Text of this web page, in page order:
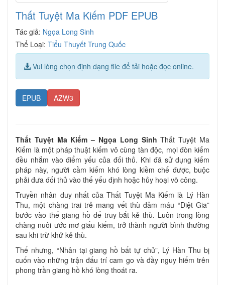
Thất Tuyệt Ma Kiếm PDF EPUB
Tác giả: Ngọa Long Sinh
Thể Loại: Tiểu Thuyết Trung Quốc
Vui lòng chọn định dạng file để tải hoặc đọc online.
EPUB AZW3
Thất Tuyệt Ma Kiếm – Ngọa Long Sinh Thất Tuyệt Ma
Kiếm là một pháp thuật kiếm vô cùng tàn độc, mọi đòn kiếm
đều nhắm vào điểm yếu của đối thủ. Khi đã sử dụng kiếm
pháp này, người cầm kiếm khó lòng kiềm chế được, buộc
phải đưa đối thủ vào thế yếu định hoặc hủy hoại võ công.
Truyền nhân duy nhất của Thất Tuyệt Ma Kiếm là Lý Hàn
Thu, một chàng trai trẻ mang vết thù đẫm máu “Diệt Gia”
bước vào thế giang hồ để truy bắt kẻ thù. Luôn trong lòng
chàng nuôi ước mơ giấu kiếm, trở thành người bình thường
sau khi trừ khử kẻ thù.
Thế nhưng, “Nhân tại giang hồ bất tự chủ”, Lý Hàn Thu bị
cuốn vào những trận đấu trí cam go và đầy nguy hiểm trên
phong trần giang hồ khó lòng thoát ra.